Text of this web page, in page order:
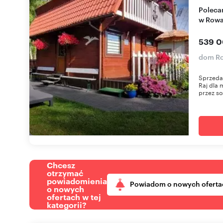
Polecam urokliwy domek 56 m² blisko lasu i plaży
w
539
dom
Raj dla
przez
Chcesz
otrzymać
powiadomienia
o nowych
ofertach w tej
kategorii?
Powiadom o nowych